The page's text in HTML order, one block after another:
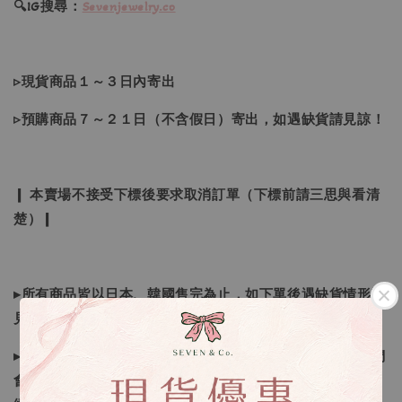
🔍IG搜尋： Sevenjewelry.co
▹現貨商品１～３日內寄出
▹預購商品７～２１日（不含假日）寄出，如遇缺貨請見諒！
❙ 本賣場不接受下標後要求取消訂單（下標前請三思與看清
楚）❙
▸所有商品皆以日本、韓國售完為止，如下單後遇缺貨情形請
見諒
▸因日本商品貨況和價格是浮動的，若遇到缺貨或者調價我們
會視情況等待下單，若您想要知道即時貨況還請主動聯繫後